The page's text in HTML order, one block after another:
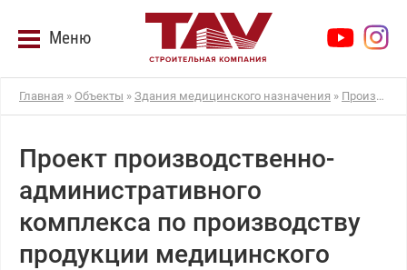
Меню
Главная » Объекты » Здания медицинского назначения » Производственно-административный комплекс площадью 8000 кв.м
Проект производственно-
административного
комплекса по производству
продукции медицинского